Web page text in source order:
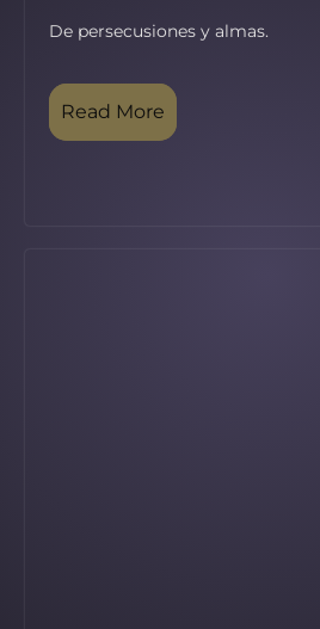
De persecusiones y almas.
Read More